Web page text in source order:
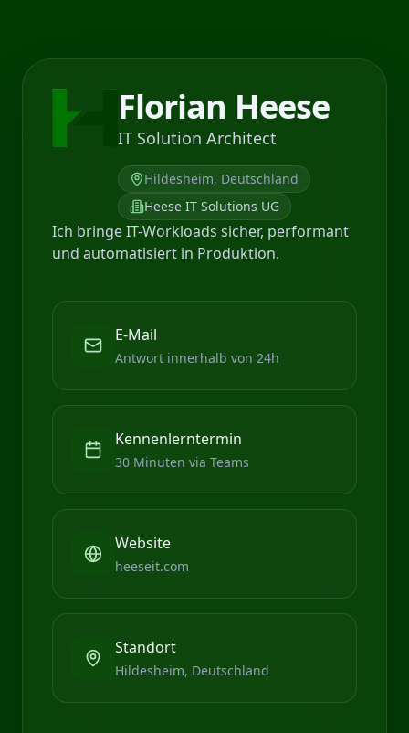
Florian Heese
IT Solution Architect
Hildesheim, Deutschland
Heese IT Solutions UG
Ich bringe IT-Workloads sicher, performant
und automatisiert in Produktion.
E-Mail
Antwort innerhalb von 24h
Kennenlerntermin
30 Minuten via Teams
Website
heeseit.com
Standort
Hildesheim, Deutschland